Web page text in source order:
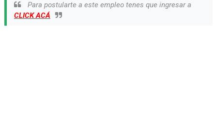
Para postularte a este empleo tenes que ingresar a
CLICK ACÁ